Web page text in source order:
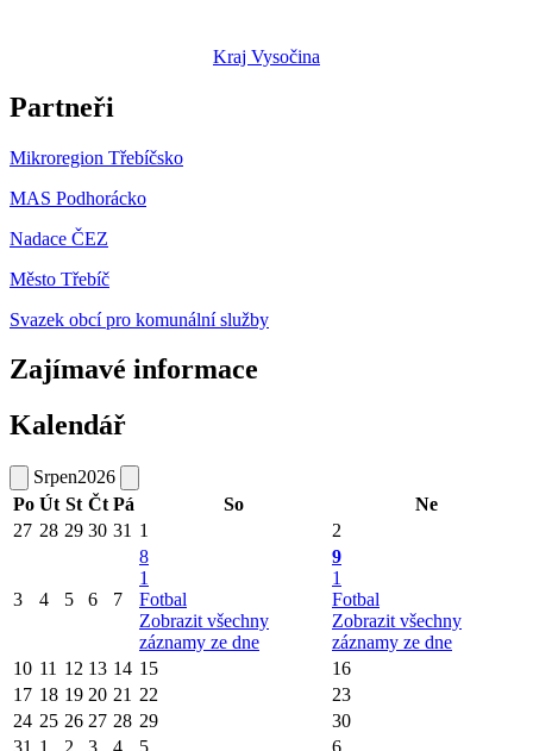
Kraj Vysočina
Partneři
Mikroregion Třebíčsko
MAS Podhorácko
Nadace ČEZ
Město Třebíč
Svazek obcí pro komunální služby
Zajímavé informace
Kalendář
Srpen2026
Po Út St Čt Pá So
Ne
27 28 29 30 31 1 2
3 4 5 6 7
8
1
Fotbal
Zobrazit všechny
záznamy ze dne
9
1
Fotbal
Zobrazit všechny
záznamy ze dne
10 11 12 13 14 15
16
17 18 19 20 21 22
23
24 25 26 27 28 29
30